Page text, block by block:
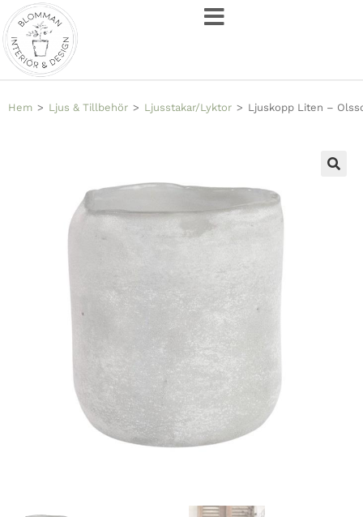
Hem > Ljus & Tillbehör > Ljusstakar/Lyktor > Ljuskopp Liten –